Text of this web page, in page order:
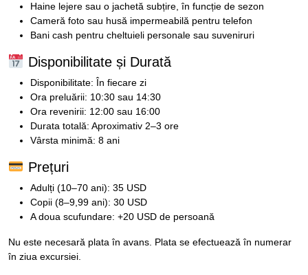
Haine lejere sau o jachetă subțire, în funcție de sezon
Cameră foto sau husă impermeabilă pentru telefon
Bani cash pentru cheltuieli personale sau suveniruri
Disponibilitate și Durată
Disponibilitate: În fiecare zi
Ora preluării: 10:30 sau 14:30
Ora revenirii: 12:00 sau 16:00
Durata totală: Aproximativ 2–3 ore
Vârsta minimă: 8 ani
Prețuri
Adulți (10–70 ani): 35 USD
Copii (8–9,99 ani): 30 USD
A doua scufundare: +20 USD de persoană
Nu este necesară plata în avans. Plata se efectuează în numerar
în ziua excursiei.